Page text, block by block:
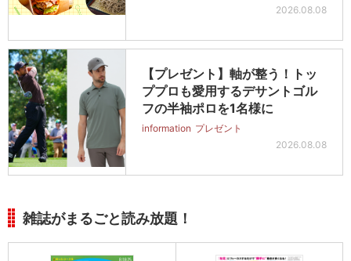
2026.08.08
【プレゼント】軸が整う！トッ
ププロも愛用するデサントゴル
フの半袖ポロを1名様に
information プレゼント
2026.08.08
雑誌がまるごと読み放題！